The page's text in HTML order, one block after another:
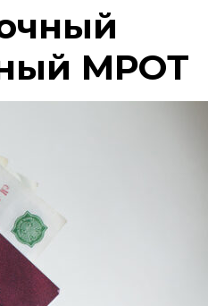
МРОТ